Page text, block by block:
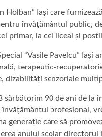
Holban” Iași care
învăţământul public,
primar, la cel liceal și
“Vasile Pavelcu”
terapeutic-
dizabilități senzoriale
sărbătorim 90 de ani de la
profesional,
generație care să
anului școlar